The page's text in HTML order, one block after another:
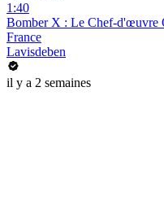
1:40
Bomber X : Le Chef-d'œuvre
France
Lavisdeben
il y a 2 semaines